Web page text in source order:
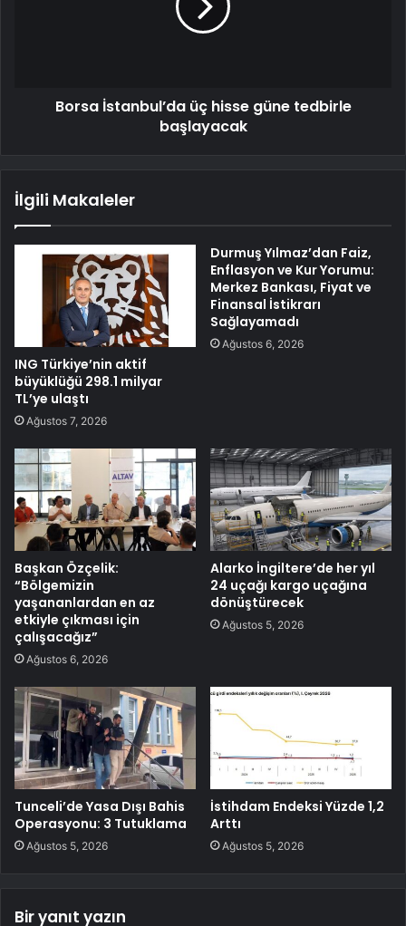
Borsa İstanbul’da üç hisse güne tedbirle
başlayacak
İlgili Makaleler
ING Türkiye’nin aktif
büyüklüğü 298.1 milyar
TL’ye ulaştı
Ağustos 7, 2026
Durmuş Yılmaz’dan Faiz,
Enflasyon ve Kur Yorumu:
Merkez Bankası, Fiyat ve
Finansal İstikrarı
Sağlayamadı
Ağustos 6, 2026
Başkan Özçelik:
“Bölgemizin
yaşananlardan en az
etkiyle çıkması için
çalışacağız”
Ağustos 6, 2026
Alarko İngiltere’de her yıl
24 uçağı kargo uçağına
dönüştürecek
Ağustos 5, 2026
Tunceli’de Yasa Dışı Bahis
Operasyonu: 3 Tutuklama
Ağustos 5, 2026
İstihdam Endeksi Yüzde 1,2
Arttı
Ağustos 5, 2026
Bir yanıt yazın